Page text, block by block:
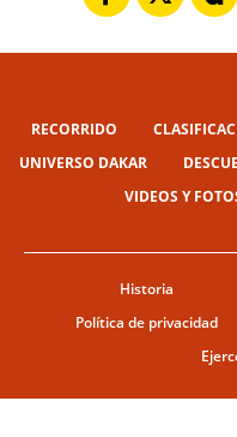
RECORRIDO
UNIVERSO DAKAR
VIDEOS Y
Historia
Política de privacidad